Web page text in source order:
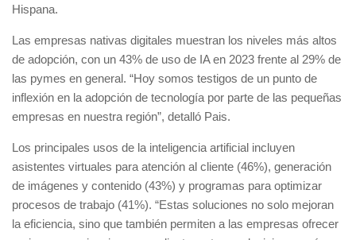
Hispana.
Las empresas nativas digitales muestran los niveles más altos
de adopción, con un 43% de uso de IA en 2023 frente al 29% de
las pymes en general. “Hoy somos testigos de un punto de
inflexión en la adopción de tecnología por parte de las pequeñas
empresas en nuestra región”, detalló Pais.
Los principales usos de la inteligencia artificial incluyen
asistentes virtuales para atención al cliente (46%), generación
de imágenes y contenido (43%) y programas para optimizar
procesos de trabajo (41%). “Estas soluciones no solo mejoran
la eficiencia, sino que también permiten a las empresas ofrecer